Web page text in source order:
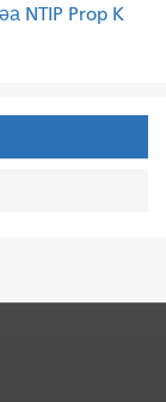
NTIP Prop K